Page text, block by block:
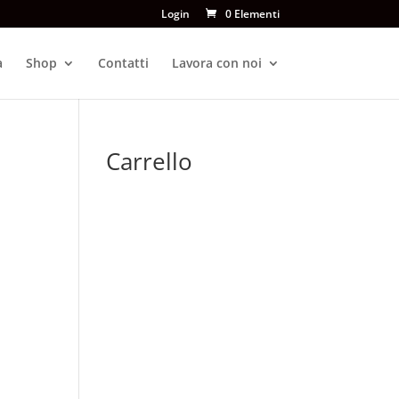
Login 0 Elementi
Shop Contatti Lavora con noi
Carrello